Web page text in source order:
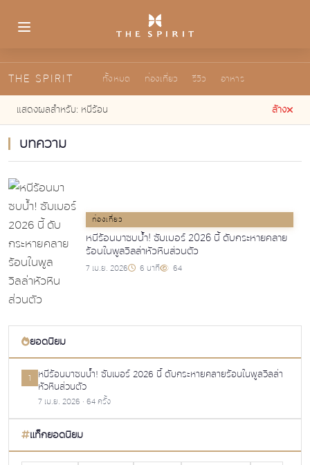
THE SPIRIT ทั้งหมด ท่องเที่ยว รีวิว อาหาร
แสดงผลสำหรับ: หนีร้อน ล้าง
บทความ
ท่องเที่ยว
หนีร้อนมาซบน้ำ! ซัมเมอร์ 2026 นี้ ดับกระหายคลาย
ร้อนในพูลวิลล่าหัวหินส่วนตัว
7 เม.ย. 2026 6 นาที 64
ยอดนิยม
1
หนีร้อนมาซบน้ำ! ซัมเมอร์ 2026 นี้ ดับกระหายคลายร้อนในพูลวิลล่า
หัวหินส่วนตัว
7 เม.ย. 2026 · 64 ครั้ง
แท็กยอดนิยม